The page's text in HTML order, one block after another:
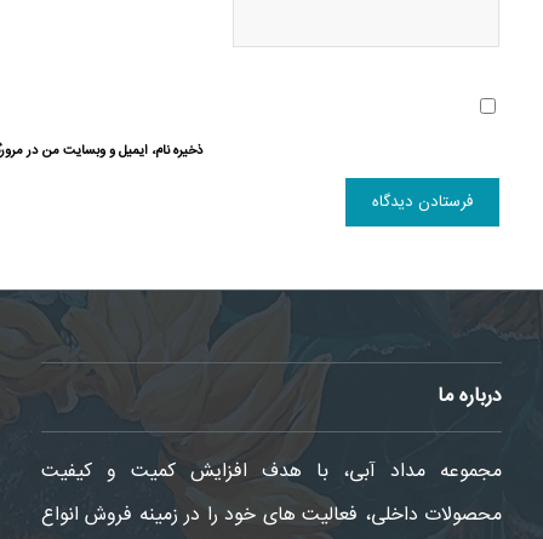
ذخیره نام، ایمیل و وبسایت من در
درباره ما
مجموعه مداد آبی، با هدف افزایش کمیت و کیفیت
محصولات داخلی، فعالیت های خود را در زمینه فروش انواع